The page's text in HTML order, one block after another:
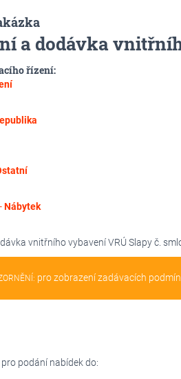
a dodávka
řízení:
Nábytek
vnitřního vybavení VRÚ Slapy č.
pro zobrazení zadávacích
podání nabídek do: